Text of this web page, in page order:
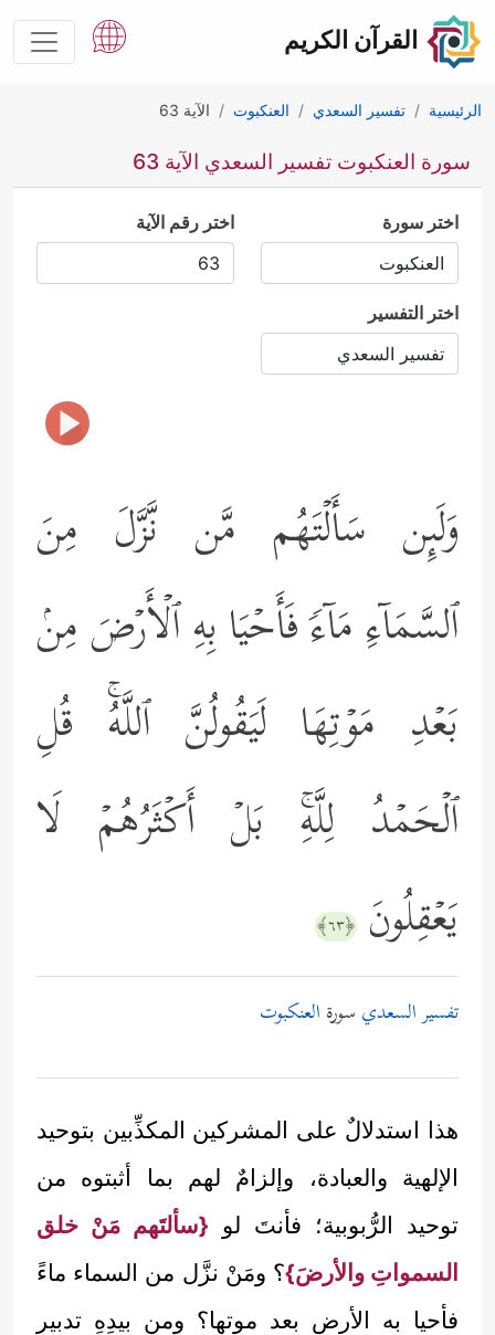
القرآن الكريم
الرئيسية تفسير السعدي العنكبوت الآية 63
سورة العنكبوت تفسير السعدي الآية 63
اختر سورة اختر رقم الآية
اختر التفسير
وَلَىِٕن سَأَلۡتَهُم مَّن نَّزَّلَ مِنَ
ٱلسَّمَاۤءِ مَاۤءࣰ فَأَحۡیَا بِهِ ٱلۡأَرۡضَ مِنۢ
بَعۡدِ مَوۡتِهَا لَیَقُولُنَّ ٱللَّهُۚ قُلِ
ٱلۡحَمۡدُ لِلَّهِۚ بَلۡ أَكۡثَرُهُمۡ لَا
یَعۡقِلُونَ ﴿٦٣﴾
تفسير السعدي سورة العنكبوت
هذا استدلالٌ على المشركين المكذِّبين بتوحيد
الإلهية والعبادة، وإلزامٌ لهم بما أثبتوه من
توحيد الرُّبوبية؛ فأنتَ لو {سألتَهم مَنْ خلق
السمواتِ والأرضَ}؟ ومَنْ نزَّل من السماء ماءً
فأحيا به الأرض بعد موتها؟ ومن بيدِهِ تدبير